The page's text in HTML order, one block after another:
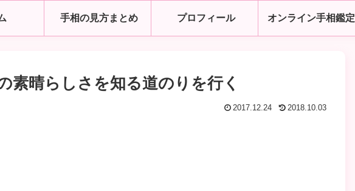
手相の見方まとめ プロフィール オンライン手相鑑定
素晴らしさを知る道のりを行く
2017.12.24 2018.10.03